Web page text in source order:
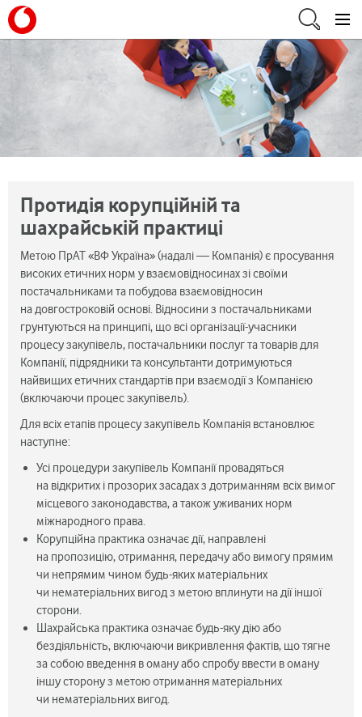
Протидія корупційній та
шахрайській практиці
Метою ПрАТ «ВФ Україна» (надалі — Компанія) є просування
високих етичних норм у взаємовідносинах зі своїми
постачальниками та побудова взаємовідносин
на довгостроковій основі. Відносини з постачальниками
грунтуються на принципі, що всі організації-учасники
процесу закупівель, постачальники послуг та товарів для
Компанії, підрядники та консультанти дотримуються
найвищих етичних стандартів при взаємодії з Компанією
(включаючи процес закупівель).
Для всіх етапів процесу закупівель Компанія встановлює
наступне:
Усі процедури закупівель Компанії провадяться
на відкритих і прозорих засадах з дотриманням всіх вимог
місцевого законодавства, а також уживаних норм
міжнародного права.
Корупційна практика означає дії, направлені
на пропозицію, отримання, передачу або вимогу прямим
чи непрямим чином будь-яких матеріальних
чи нематеріальних вигод з метою вплинути на дії іншої
сторони.
Шахрайська практика означає будь-яку дію або
бездіяльність, включаючи викривлення фактів, що тягне
за собою введення в оману або спробу ввести в оману
іншу сторону з метою отримання матеріальних
чи нематеріальних вигод.